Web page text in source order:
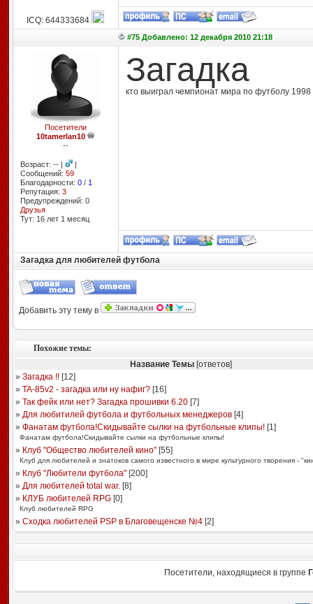
ICQ: 644333684
#75 Добавлено: 12 декабря 2010 21:18
Посетители
10tamerlan10
--
Возраст: -- |
|
Сообщений: 59
Благодарности: 0/ 1
Репутация: 3
Предупреждений: 0
Друзья
Тут: 16 лет 1 месяц
Загадка
кто выиграл чемпионат мира по футболу 1998
Загадка для любителей футбола
Добавить эту тему в
Похожие темы:
Название Темы [ответов]
» Загадка !![12]
» TA-85v2 - загадка или ну нафиг?[16]
» Так фейк или нет? Загадка прошивки 6.20[7]
» Для любитилей футбола и футбольных менеджеров[4]
» Фанатам футбола!Скидывайте сылки на футбольные клипы![1]
Фанатам футбола!Скидывайте сылки на футбольные клипы!
» Клуб "Общество любителей кино"[55]
Клуб для любителей и знатоков самого известного в мире культурного творения -
» Клуб "Любители футбола"[200]
» Для любителей total war.[8]
» КЛУБ любителей RPG[0]
Клуб любителей RPG
» Сходка любителей PSP в Благовещенске №4[2]
Посетители, находящиеся в группе